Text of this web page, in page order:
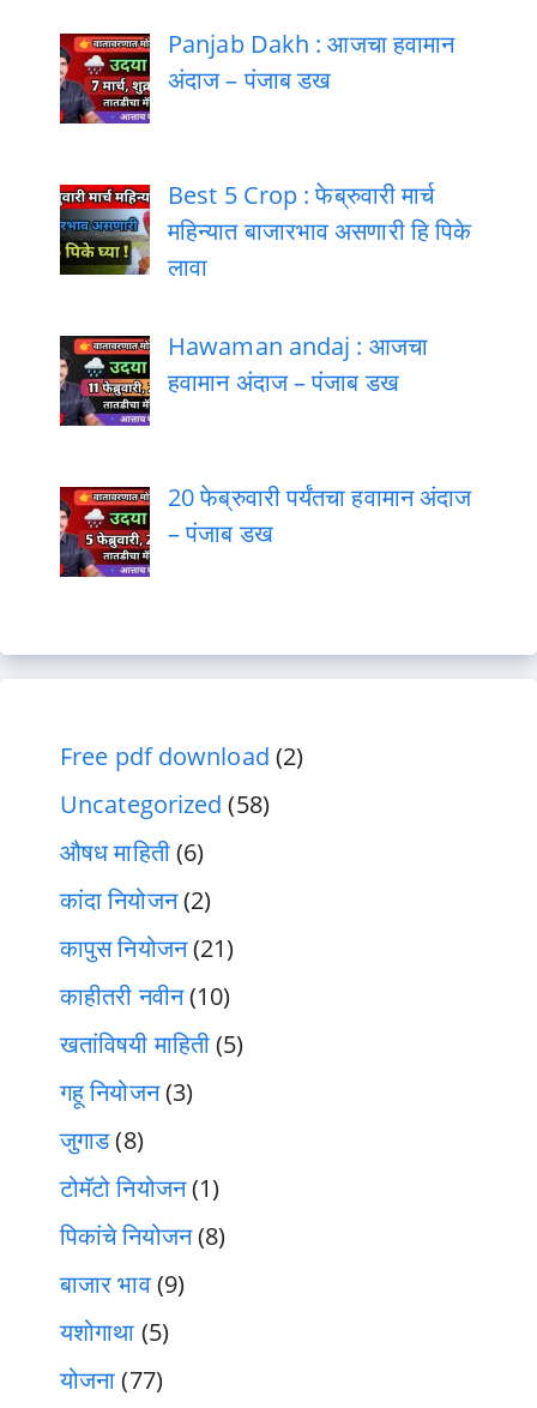
Panjab Dakh : आजचा हवामान
अंदाज – पंजाब डख
Best 5 Crop : फेब्रुवारी मार्च
महिन्यात बाजारभाव असणारी हि पिके
लावा
Hawaman andaj : आजचा
हवामान अंदाज – पंजाब डख
20 फेब्रुवारी पर्यंतचा हवामान अंदाज
– पंजाब डख
Free pdf download (2)
Uncategorized (58)
औषध माहिती(6)
कांदा नियोजन(2)
कापुस नियोजन(21)
काहीतरी नवीन(10)
खतांविषयी माहिती(5)
गहू नियोजन(3)
जुगाड(8)
टोमॅटो नियोजन(1)
पिकांचे नियोजन(8)
बाजार भाव(9)
यशोगाथा (5)
योजना(77)